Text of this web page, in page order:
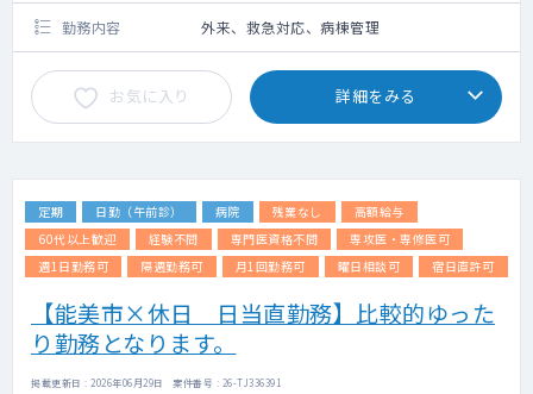
勤務内容 外来、救急対応、病棟管理
お気に入り 詳細をみる
定期 日勤（午前診） 病院 残業なし
高額給与
60代以上歓迎
経験不問 専門医資格不問
専攻医・専修医可
週1日勤務可
隔週勤務可 月1回勤務可 曜日相談可 宿日直許可
【能美市×休日 日当直勤務】比較的ゆった
り勤務となります。
掲載更新日 : 2026年06月29日 案件番号 : 26-TJ336391